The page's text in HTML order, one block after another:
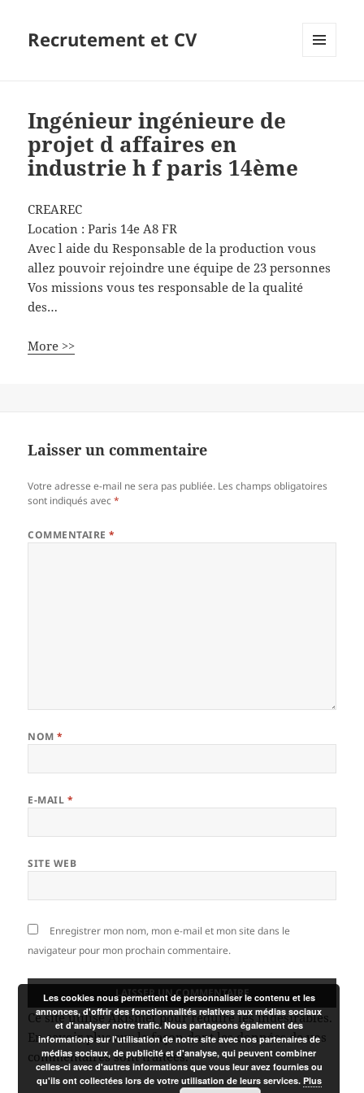
Recrutement et CV
Ingénieur ingénieure de
projet d affaires en
industrie h f paris 14ème
CREAREC
Location :Paris 14e A8 FR
Avec l aide du Responsable de la production vous
allez pouvoir rejoindre une équipe de 23 personnes
Vos missions vous tes responsable de la qualité
des…
More >>
Laisser un commentaire
Votre adresse e-mail ne sera pas publiée. Les champs obligatoires
sont indiqués avec*
COMMENTAIRE*
NOM*
E-MAIL *
SITE WEB
Enregistrer mon nom, mon e-mail et mon site dans le
navigateur pour mon prochain commentaire.
Ce site utilise Akismet pour réduire les indésirables.
En savoir plus sur la façon dont les données de vos
commentaires sont traitées.
Les cookies nous permettent de personnaliser le contenu et les
annonces, d'offrir des fonctionnalités relatives aux médias sociaux
et d'analyser notre trafic. Nous partageons également des
informations sur l'utilisation de notre site avec nos partenaires de
médias sociaux, de publicité et d'analyse, qui peuvent combiner
celles-ci avec d'autres informations que vous leur avez fournies ou
qu'ils ont collectées lors de votre utilisation de leurs services. Plus